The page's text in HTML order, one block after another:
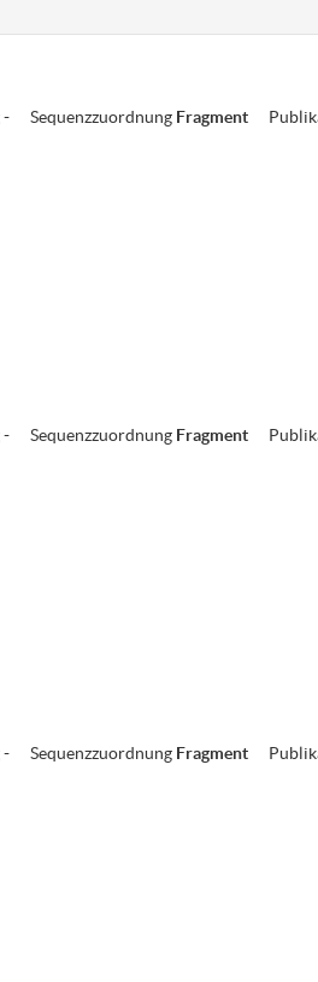
- Sequenzzuordnung Fragment
- Sequenzzuordnung Fragment
- Sequenzzuordnung Fragment